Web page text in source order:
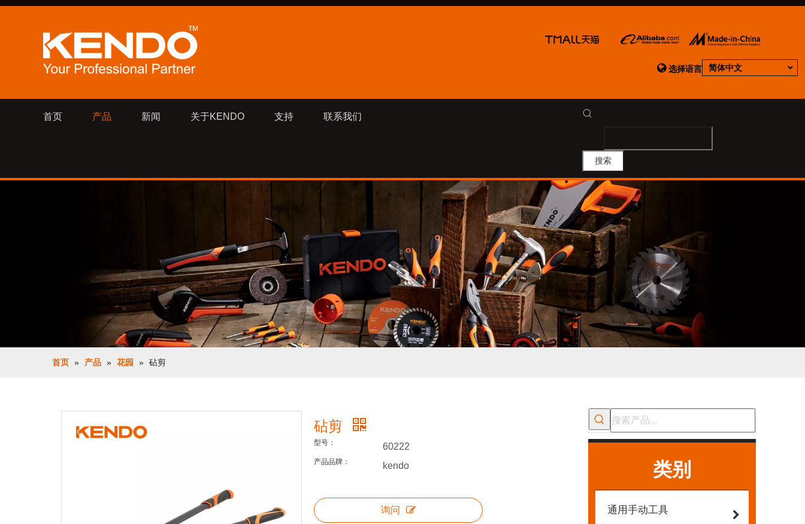
选择语言 简体中文
首页 产品 新闻 关于KENDO 支持 联系我们
搜索
首页 » 产品 » 花园 » 砧剪
砧剪
型号： 60222
产品品牌： kendo
询问
类别
通用手动工具